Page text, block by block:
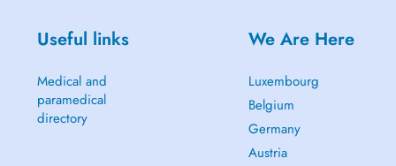
Useful links
Medical and
paramedical
directory
We Are Here
Luxembourg
Belgium
Germany
Austria